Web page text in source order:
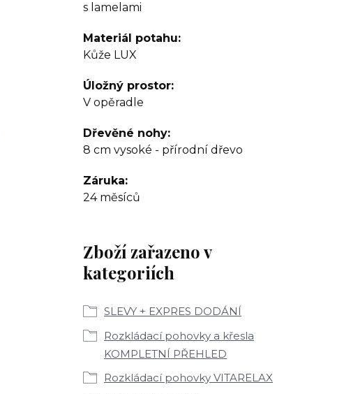
s lamelami
Materiál potahu
Kůže LUX
Úložný prostor
V opěradle
Dřevěné nohy
8 cm vysoké - přírodní dřevo
Záruka
24 měsíců
Zboží zařazeno v
kategoriích
SLEVY + EXPRES DODÁNÍ
Rozkládací pohovky a křesla
KOMPLETNÍ PŘEHLED
Rozkládací pohovky VITARELAX